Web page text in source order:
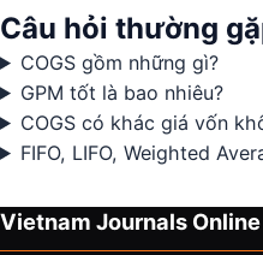
Câu hỏi thường
COGS gồm những gì?
GPM tốt là bao nhiêu?
COGS có khác giá vốn
FIFO, LIFO, Weighted
Vietnam Journals Online